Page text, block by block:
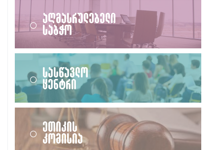
აღმასრულებელი
საბჭო
სასწავლო
ცენტრი
ეთიკის
კომისია